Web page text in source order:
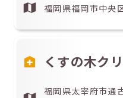
福岡県福岡市中央
くすの木ク
福岡県太宰府市通